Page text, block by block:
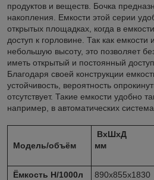
продуктов и веществ. Бочка
накопления. Емкости этой серии
открытых площадках, когда в
доступ к горловине. Так как
небольшую высоту, это позволяет
иметь открытый и постоянный
Благодаря своей конструкции
устойчивость, вероятность
отсутствует. Такие емкости удобно
например, в автоматических
Модель/объём
ВхШхД
мм
Ёмкость Н/1000л 890х855х1830